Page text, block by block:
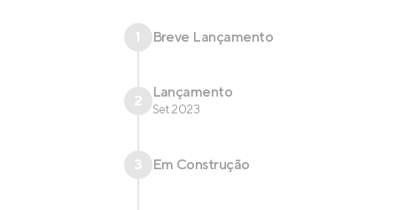
1 Breve Lançamento
2 Lançamento
Set 2023
3 Em Construção